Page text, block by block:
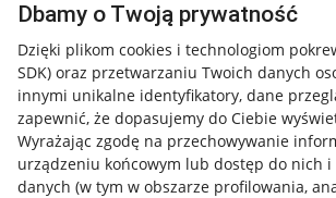
Dbamy o Twoją prywatność
Dzięki plikom cookies i technologiom
SDK) oraz przetwarzaniu Twoich danych
innymi unikalne identyfikatory, dane
zapewnić, że dopasujemy do Ciebie
Wyrażając zgodę na przechowywanie
urządzeniu końcowym lub dostęp do nich
danych (w tym w obszarze profilowania,